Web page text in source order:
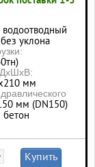
водоотводный
уклона
мм
мм (DN150)
бетон
Купить